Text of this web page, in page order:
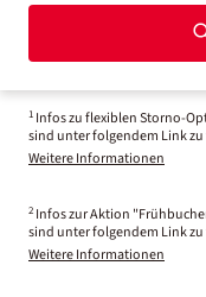
1 Infos zu flexiblen Storno-
sind unter folgendem Link
Weitere Informationen
2 Infos zur Aktion
sind unter folgendem Link
Weitere Informationen